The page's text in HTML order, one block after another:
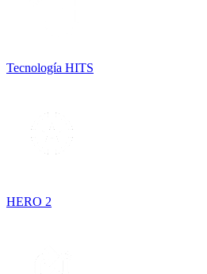
Tecnología HITS
HERO 2